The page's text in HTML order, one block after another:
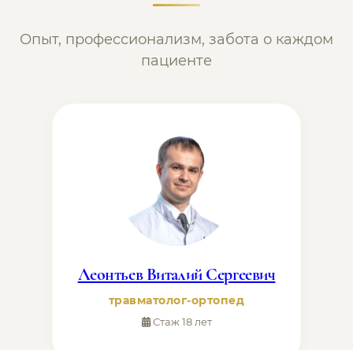
Опыт, профессионализм, забота о каждом
пациенте
Леонтьев Виталий Сергеевич
травматолог-ортопед
Стаж 18 лет